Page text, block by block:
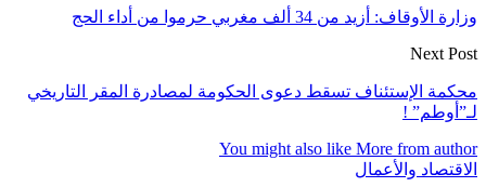
وزارة الأوقاف: أزيد من 34 ألف مغربي حرموا من أداء الحج
Next Post
محكمة الإستئناف تسقط دعوى الحكومة لمصادرة المقر التاريخي
لـ”أوطم” !
You might also like More from author
الاقتصاد والأعمال